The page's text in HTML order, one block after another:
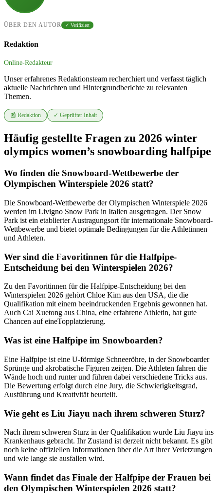
ÜBER DEN AUTOR ✓ Verifiziert
Redaktion
Online-Redakteur
Unser erfahrenes Redaktionsteam recherchiert und verfasst täglich
aktuelle Nachrichten und Hintergrundberichte zu relevanten
Themen.
📰 Redaktion ✓ Geprüfter Inhalt
Häufig gestellte Fragen zu 2026 winter
olympics women’s snowboarding halfpipe
Wo finden die Snowboard-Wettbewerbe der
Olympischen Winterspiele 2026 statt?
Die Snowboard-Wettbewerbe der Olympischen Winterspiele 2026
werden im Livigno Snow Park in Italien ausgetragen. Der Snow
Park ist ein etablierter Austragungsort für internationale Snowboard-
Wettbewerbe und bietet optimale Bedingungen für die Athletinnen
und Athleten.
Wer sind die Favoritinnen für die Halfpipe-
Entscheidung bei den Winterspielen 2026?
Zu den Favoritinnen für die Halfpipe-Entscheidung bei den
Winterspielen 2026 gehört Chloe Kim aus den USA, die die
Qualifikation mit einem beeindruckenden Ergebnis gewonnen hat.
Auch Cai Xuetong aus China, eine erfahrene Athletin, hat gute
Chancen auf eineTopplatzierung.
Was ist eine Halfpipe im Snowboarden?
Eine Halfpipe ist eine U-förmige Schneeröhre, in der Snowboarder
Sprünge und akrobatische Figuren zeigen. Die Athleten fahren die
Wände hoch und runter und führen dabei verschiedene Tricks aus.
Die Bewertung erfolgt durch eine Jury, die Schwierigkeitsgrad,
Ausführung und Kreativität beurteilt.
Wie geht es Liu Jiayu nach ihrem schweren Sturz?
Nach ihrem schweren Sturz in der Qualifikation wurde Liu Jiayu ins
Krankenhaus gebracht. Ihr Zustand ist derzeit nicht bekannt. Es gibt
noch keine offiziellen Informationen über die Art ihrer Verletzungen
und wie lange sie ausfallen wird.
Wann findet das Finale der Halfpipe der Frauen bei
den Olympischen Winterspielen 2026 statt?